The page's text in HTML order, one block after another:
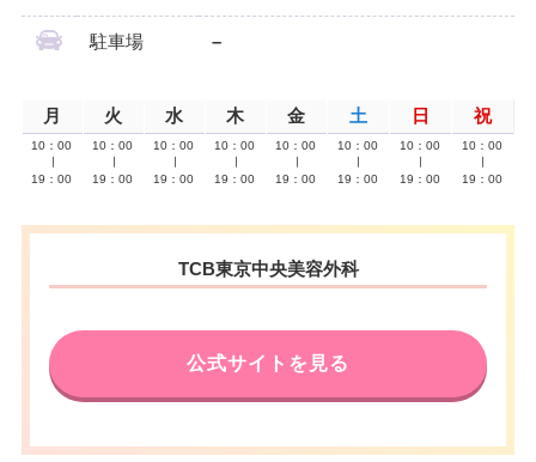
駐車場 –
月 火 水 木 金 土 日 祝
10：00
19：00
10：00
19：00
10：00
19：00
10：00
19：00
10：00
19：00
10：00
19：00
10：00
19：00
10：00
19：00
TCB東京中央美容外科
公式サイトを見る